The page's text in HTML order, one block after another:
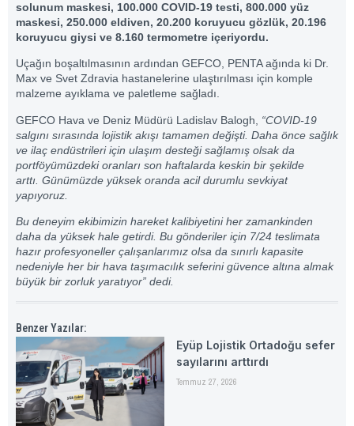
solunum maskesi, 100.000 COVID-19 testi, 800.000 yüz
maskesi, 250.000 eldiven, 20.200 koruyucu gözlük, 20.196
koruyucu giysi ve 8.160 termometre içeriyordu.
Uçağın boşaltılmasının ardından GEFCO, PENTA ağında ki Dr.
Max ve Svet Zdravia hastanelerine ulaştırılması için komple
malzeme ayıklama ve paletleme sağladı.
GEFCO Hava ve Deniz Müdürü Ladislav Balogh, “COVID-19
salgını sırasında lojistik akışı tamamen değişti. Daha önce sağlık
ve ilaç endüstrileri için ulaşım desteği sağlamış olsak da
portföyümüzdeki oranları son haftalarda keskin bir şekilde
arttı. Günümüzde yüksek oranda acil durumlu sevkiyat
yapıyoruz.
Bu deneyim ekibimizin hareket kalibiyetini her zamankinden
daha da yüksek hale getirdi. Bu gönderiler için 7/24 teslimata
hazır profesyoneller çalışanlarımız olsa da sınırlı kapasite
nedeniyle her bir hava taşımacılık seferini güvence altına almak
büyük bir zorluk yaratıyor” dedi.
Benzer Yazılar:
Eyüp Lojistik Ortadoğu sefer
sayılarını arttırdı
Temmuz 27, 2026